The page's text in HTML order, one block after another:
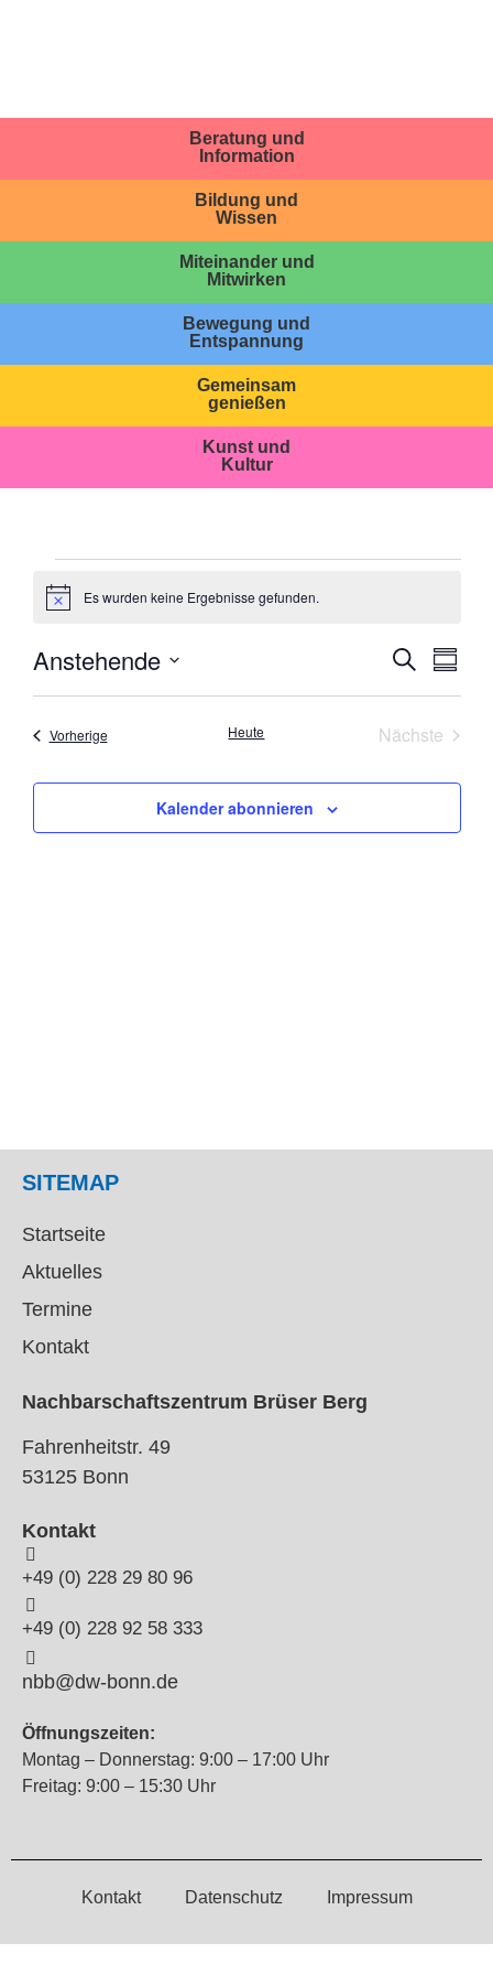
Beratung und
Information
Bildung und
Wissen
Miteinander und
Mitwirken
Bewegung und
Entspannung
Gemeinsam
genießen
Kunst und
Kultur
HinweisEs wurden keine Ergebnisse gefunden.
UND
Suche
Anstehende
VorherigeVeranstaltungen Heute Nächste
Kalender abonnieren
SITEMAP
Startseite
Aktuelles
Termine
Kontakt
Nachbarschaftszentrum Brüser Berg
Fahrenheitstr. 49
53125 Bonn
Kontakt
+49 (0) 228 29 80 96
+49 (0) 228 92 58 333
nbb@dw-bonn.de
Öffnungszeiten:
Montag – Donnerstag: 9:00 – 17:00 Uhr
Freitag: 9:00 – 15:30 Uhr
Kontakt Datenschutz Impressum